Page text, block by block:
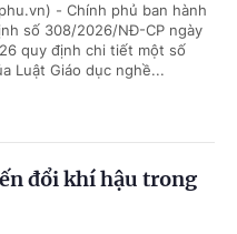
- Chính phủ ban hành
số 308/2026/NĐ-CP ngày
quy định chi tiết một số
Luật Giáo dục nghề...
đổi khí hậu trong